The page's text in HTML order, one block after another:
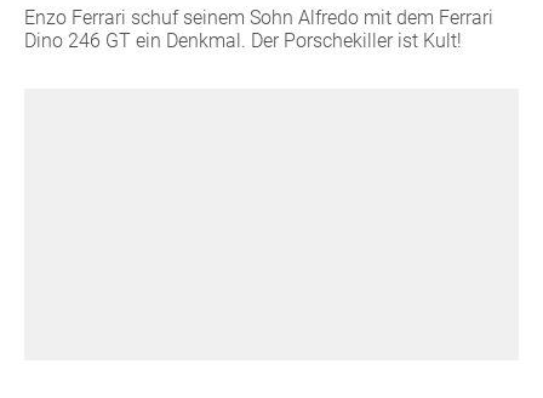
Enzo Ferrari schuf seinem Sohn Alfredo mit dem Ferrari
Dino 246 GT ein Denkmal. Der Porschekiller ist Kult!